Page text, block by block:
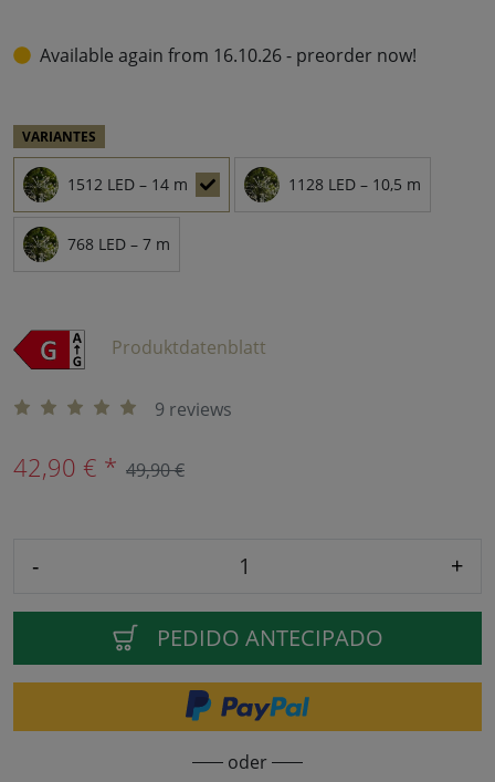
Available again from 16.10.26 - preorder now!
VARIANTES
1512 LED – 14 m 1128 LED – 10,5 m
768 LED – 7 m
Produktdatenblatt
9 reviews
42,90 € * 49,90 €
- +
PEDIDO ANTECIPADO
oder